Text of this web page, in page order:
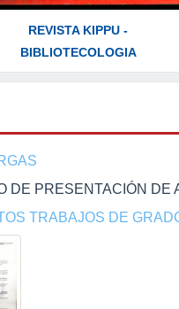
REVISTA KIPPU -
BIBLIOTECOLOGIA
DE PRESENTACIÓN
TRABAJOS DE